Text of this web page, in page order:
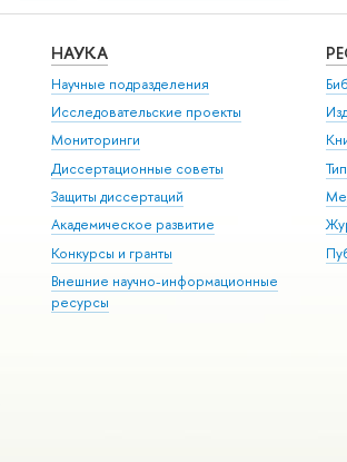
НАУКА
Научные подразделения
Исследовательские проекты
Мониторинги
Диссертационные советы
Защиты диссертаций
Академическое развитие
Конкурсы и гранты
Внешние научно-информационные
ресурсы